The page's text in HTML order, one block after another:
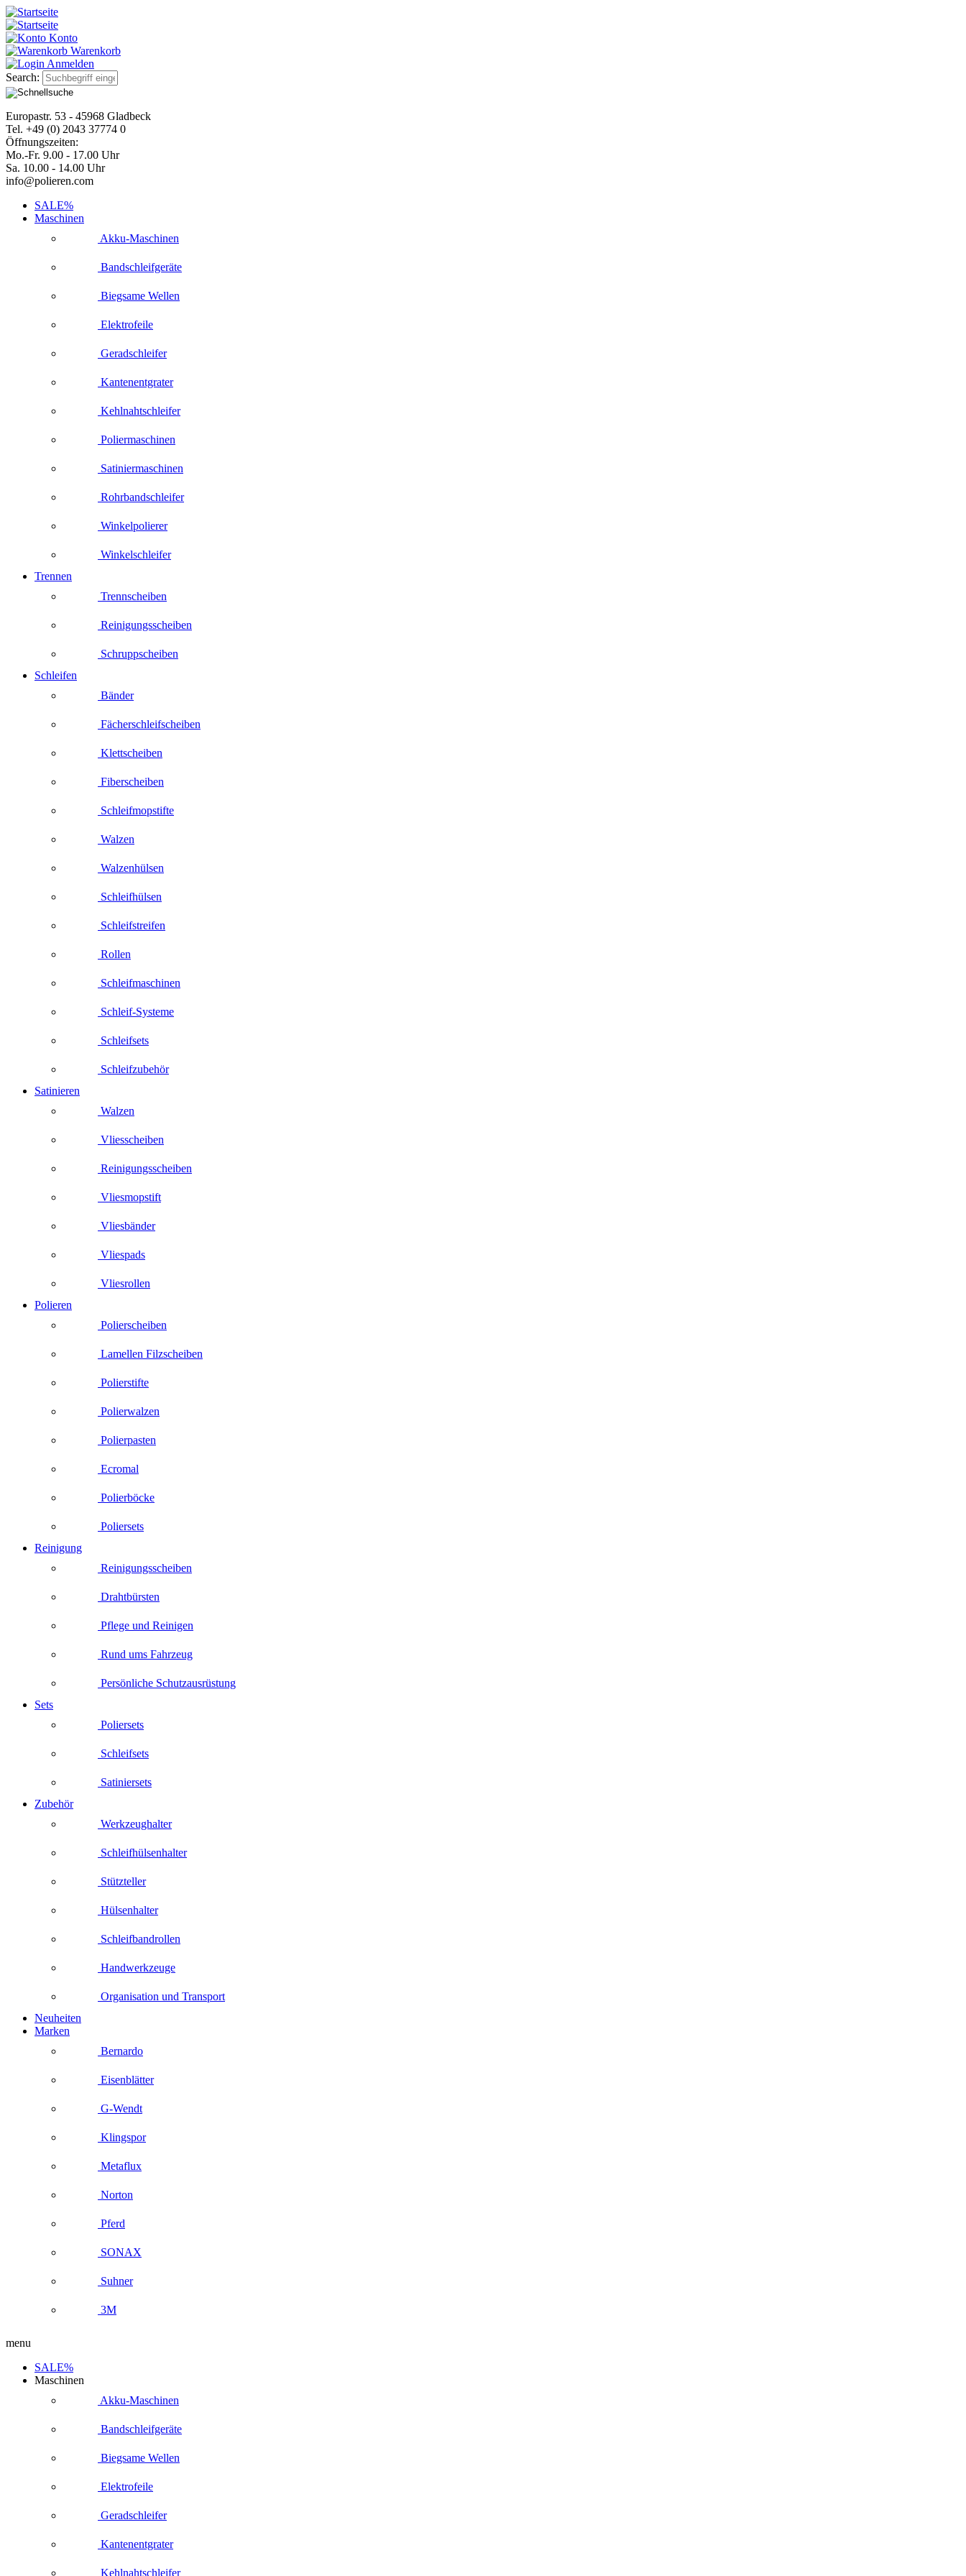
Konto
Warenkorb
Anmelden
Search:
Europastr. 53 - 45968 Gladbeck
Tel. +49 (0) 2043 37774 0
Öffnungszeiten:
Mo.-Fr. 9.00 - 17.00 Uhr
Sa. 10.00 - 14.00 Uhr
info@polieren.com
SALE%
Maschinen
Akku-Maschinen
Bandschleifgeräte
Biegsame Wellen
Elektrofeile
Geradschleifer
Kantenentgrater
Kehlnahtschleifer
Poliermaschinen
Satiniermaschinen
Rohrbandschleifer
Winkelpolierer
Winkelschleifer
Trennen
Trennscheiben
Reinigungsscheiben
Schruppscheiben
Schleifen
Bänder
Fächerschleifscheiben
Klettscheiben
Fiberscheiben
Schleifmopstifte
Walzen
Walzenhülsen
Schleifhülsen
Schleifstreifen
Rollen
Schleifmaschinen
Schleif-Systeme
Schleifsets
Schleifzubehör
Satinieren
Walzen
Vliesscheiben
Reinigungsscheiben
Vliesmopstift
Vliesbänder
Vliespads
Vliesrollen
Polieren
Polierscheiben
Lamellen Filzscheiben
Polierstifte
Polierwalzen
Polierpasten
Ecromal
Polierböcke
Poliersets
Reinigung
Reinigungsscheiben
Drahtbürsten
Pflege und Reinigen
Rund ums Fahrzeug
Persönliche Schutzausrüstung
Sets
Poliersets
Schleifsets
Satiniersets
Zubehör
Werkzeughalter
Schleifhülsenhalter
Stützteller
Hülsenhalter
Schleifbandrollen
Handwerkzeuge
Organisation und Transport
Neuheiten
Marken
Bernardo
Eisenblätter
G-Wendt
Klingspor
Metaflux
Norton
Pferd
SONAX
Suhner
3M
menu
SALE%
Maschinen
Akku-Maschinen
Bandschleifgeräte
Biegsame Wellen
Elektrofeile
Geradschleifer
Kantenentgrater
Kehlnahtschleifer